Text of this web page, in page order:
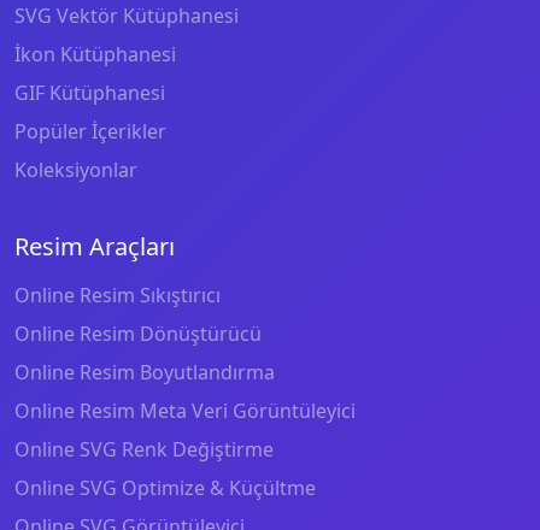
SVG Vektör Kütüphanesi
İkon Kütüphanesi
GIF Kütüphanesi
Popüler İçerikler
Koleksiyonlar
Resim Araçları
Online Resim Sıkıştırıcı
Online Resim Dönüştürücü
Online Resim Boyutlandırma
Online Resim Meta Veri Görüntüleyici
Online SVG Renk Değiştirme
Online SVG Optimize & Küçültme